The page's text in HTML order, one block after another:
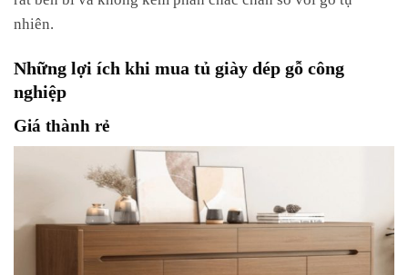
nhiên.
Những lợi ích khi mua tủ giày dép gỗ công
nghiệp
Giá thành rẻ